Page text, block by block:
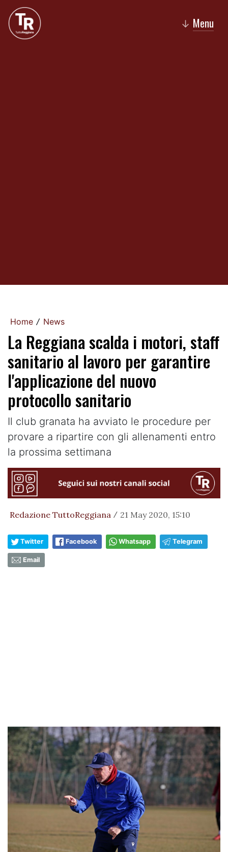
↓ Menu
Home / News
La Reggiana scalda i motori, staff
sanitario al lavoro per garantire
l'applicazione del nuovo
protocollo sanitario
Il club granata ha avviato le procedure per
provare a ripartire con gli allenamenti entro
la prossima settimana
Redazione TuttoReggiana / 21 May 2020, 15:10
Twitter Facebook Whatsapp Telegram
Email